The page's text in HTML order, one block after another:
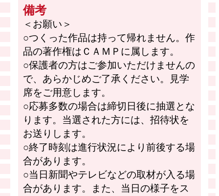
備考
＜お願い＞
○つくった作品は持って帰れません。作
品の著作権はＣＡＭＰに属します。
○保護者の方はご参加いただけませんの
で、あらかじめご了承ください。見学
席をご用意します。
○応募多数の場合は締切日後に抽選とな
ります。当選された方には、招待状を
お送りします。
○終了時刻は進行状況により前後する場
合があります。
○当日新聞やテレビなどの取材が入る場
合があります。また、当日の様子をス